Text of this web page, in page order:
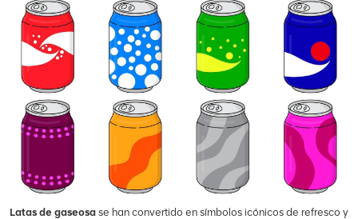
Latas de gaseosa se han convertido en símbolos icónicos de refresco y